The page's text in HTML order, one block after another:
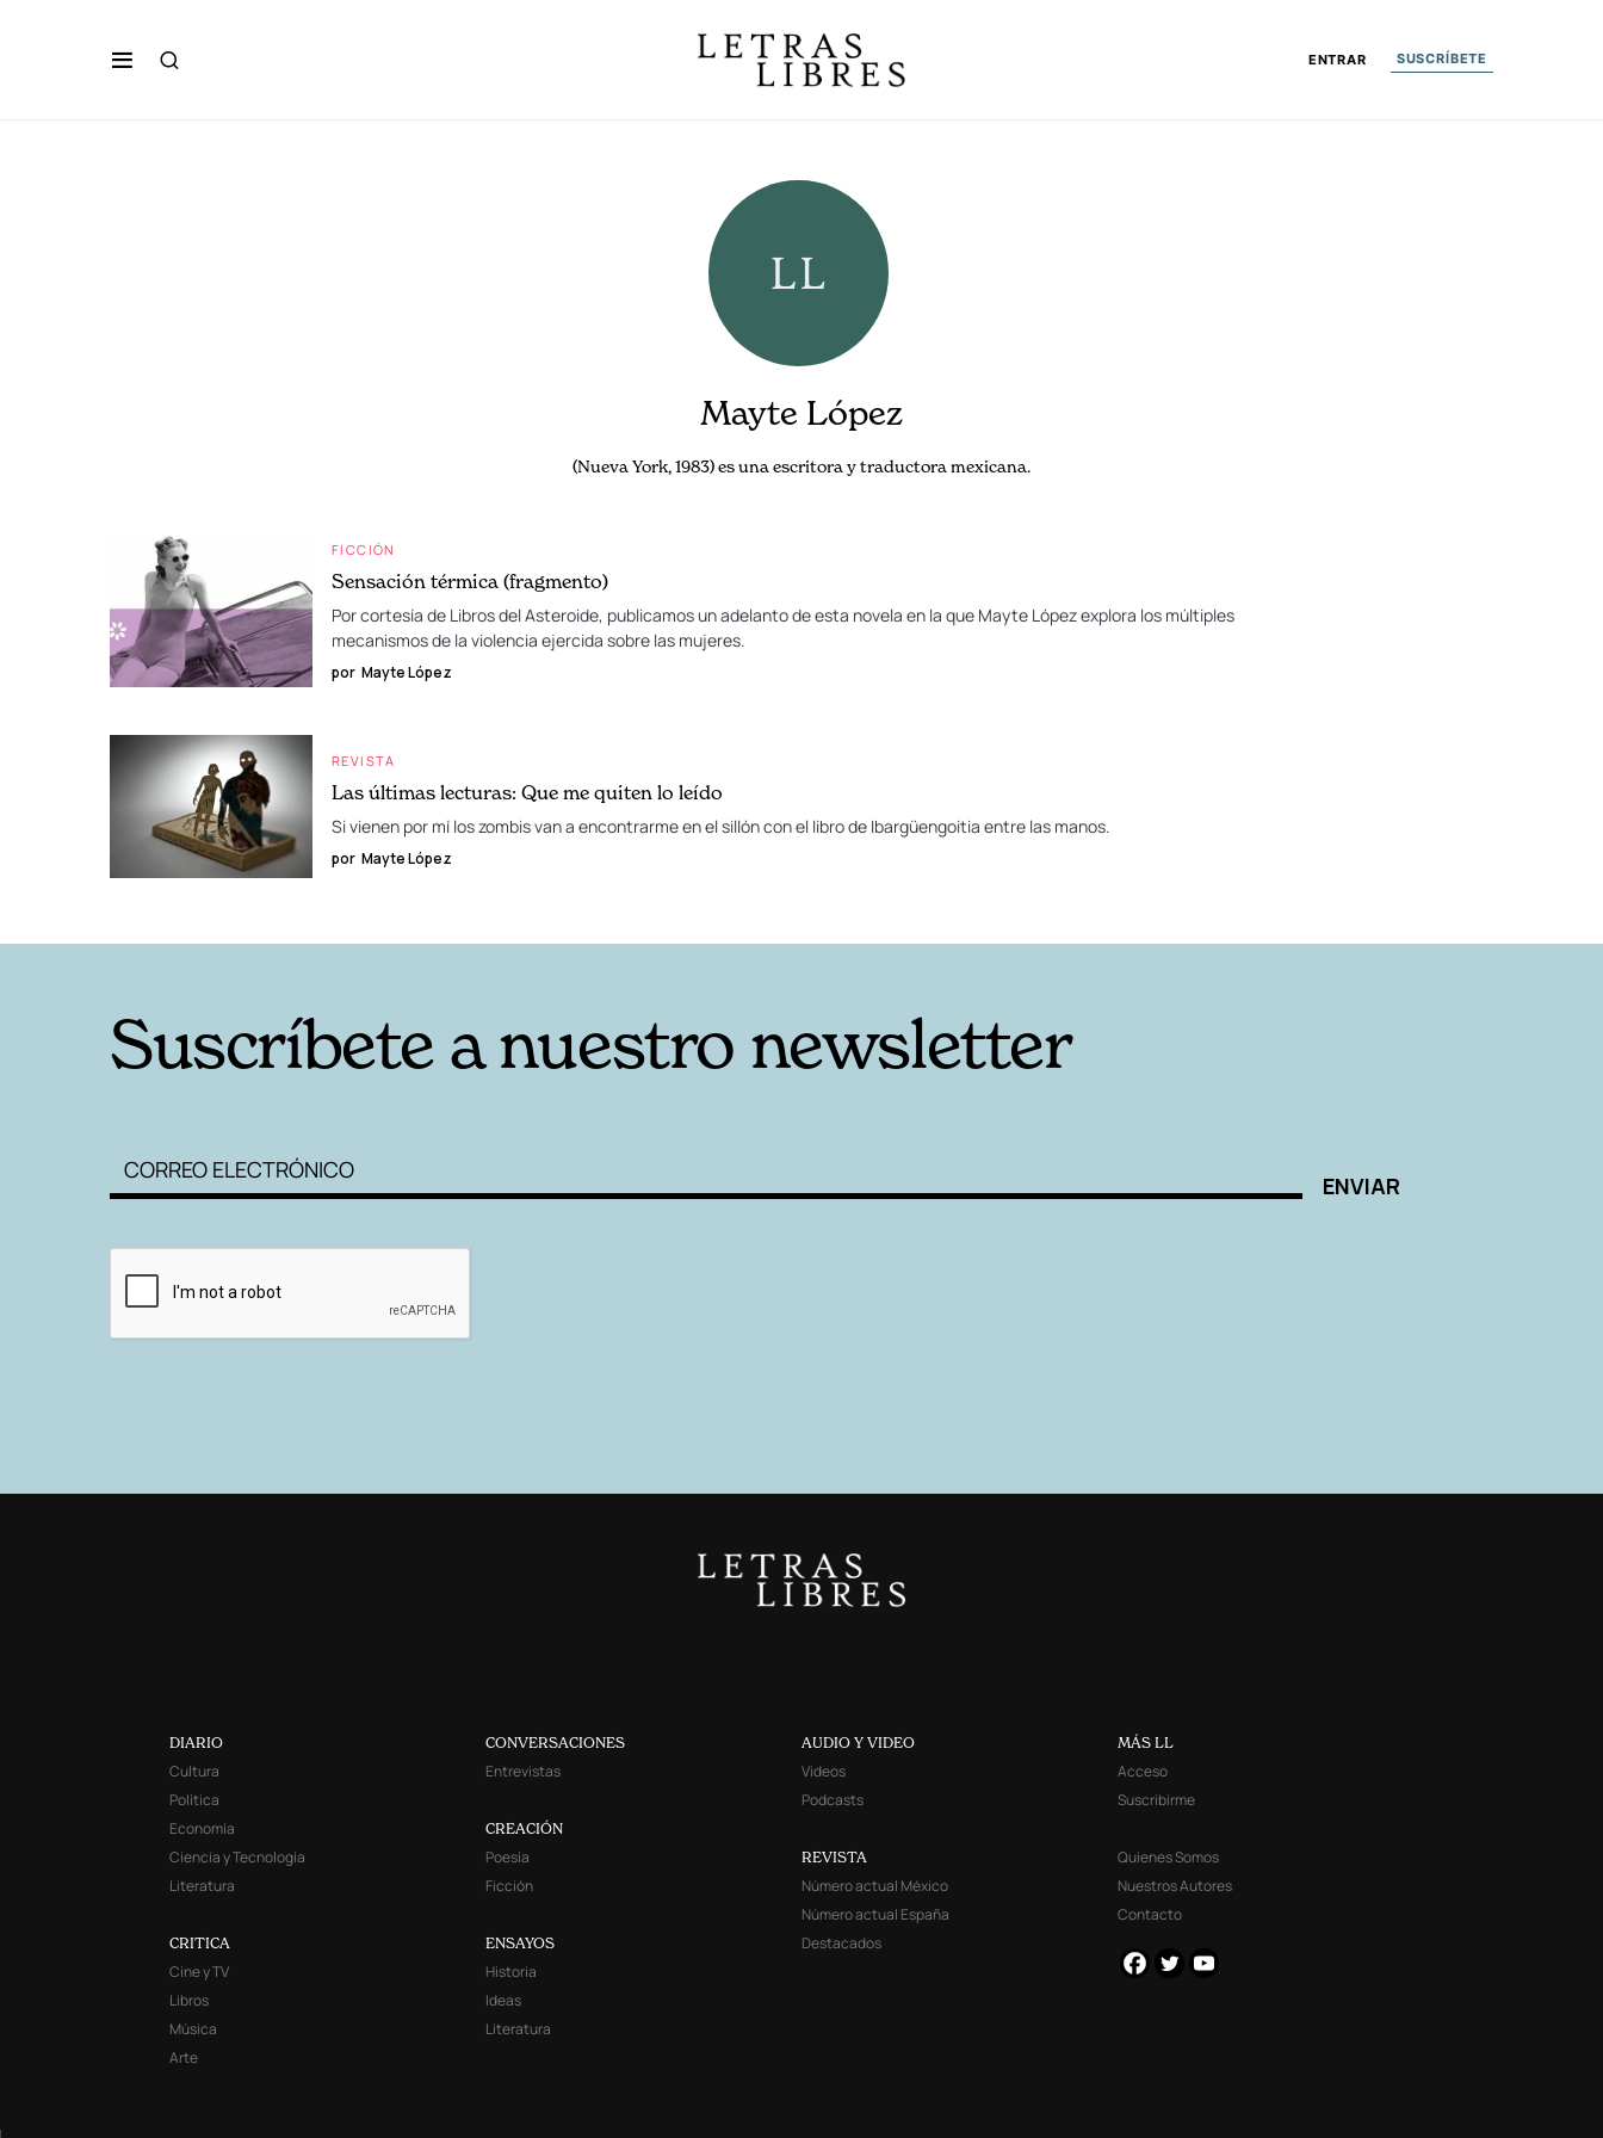
ENTRAR SUSCRÍBETE
Mayte López
(Nueva York, 1983) es una escritora y traductora mexicana.
FICCIÓN
Sensación térmica (fragmento)
Por cortesía de Libros del Asteroide, publicamos un adelanto de esta novela en la que Mayte López explora los múltiples
mecanismos de la violencia ejercida sobre las mujeres.
por Mayte López
REVISTA
Las últimas lecturas: Que me quiten lo leído
Si vienen por mí los zombis van a encontrarme en el sillón con el libro de Ibargüengoitia entre las manos.
por Mayte López
Suscríbete a nuestro newsletter
DIARIO
Cultura
Política
Economía
Ciencia y Tecnología
Literatura
CRITICA
Cine y TV
Libros
Música
Arte
CONVERSACIONES
Entrevistas
CREACIÓN
Poesía
Ficción
ENSAYOS
Historia
Ideas
Literatura
AUDIO Y VIDEO
Videos
Podcasts
REVISTA
Número actual México
Número actual España
Destacados
MÁS LL
Acceso
Suscribirme
Quienes Somos
Nuestros Autores
Contacto